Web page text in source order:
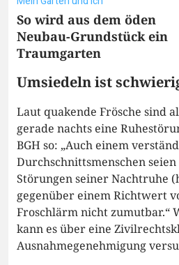
So wird aus dem öden
Neubau-Grundstück ein
Traumgarten
Umsiedeln ist
Laut quakende Frösche sind
gerade nachts eine
BGH so: „Auch einem
Durchschnittsmenschen
Störungen seiner Nachtruhe
gegenüber einem Richtwert
Froschlärm nicht zumutbar.“
kann es über eine
Ausnahmegenehmigung